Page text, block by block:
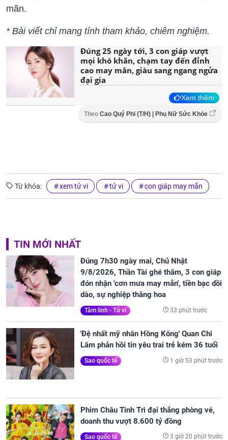
mãn.
* Bài viết chỉ mang tính tham khảo, chiêm nghiệm.
Đúng 25 ngày tới, 3 con giáp vượt
mọi khó khăn, chạm tay đến đỉnh
cao may mắn, giàu sang ngang ngửa
đại gia
Xem thêm
Theo Cao Quý Phi (T/H) | Phụ Nữ Sức Khỏe
Từ khóa: xem tử vi tử vi con giáp may mắn
TIN MỚI NHẤT
Đúng 7h30 ngày mai, Chủ Nhật
9/8/2026, Thần Tài ghé thăm, 3 con giáp
đón nhận 'cơn mưa may mắn', tiền bạc dồi
dào, sự nghiệp thăng hoa
Tâm linh - Tử vi 33 phút trước
'Đệ nhất mỹ nhân Hồng Kông' Quan Chi
Lâm phản hồi tin yêu trai trẻ kém 36 tuổi
Sao quốc tế 1 giờ 53 phút trước
Phim Châu Tinh Trì đại thắng phòng vé,
doanh thu vượt 8.600 tỷ đồng
Sao quốc tế 3 giờ 20 phút trước